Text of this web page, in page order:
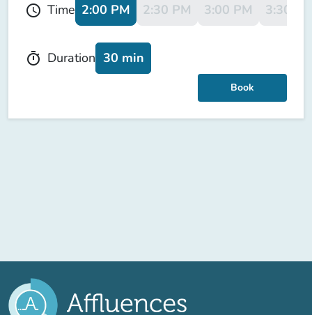
schedule Time 2:00 PM 2:30 PM 3:00 PM 3:30
timer Duration 30 min
Book